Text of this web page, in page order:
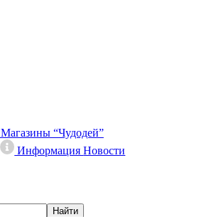
Магазины “Чудодей”
ИнформацияНовости
Найти